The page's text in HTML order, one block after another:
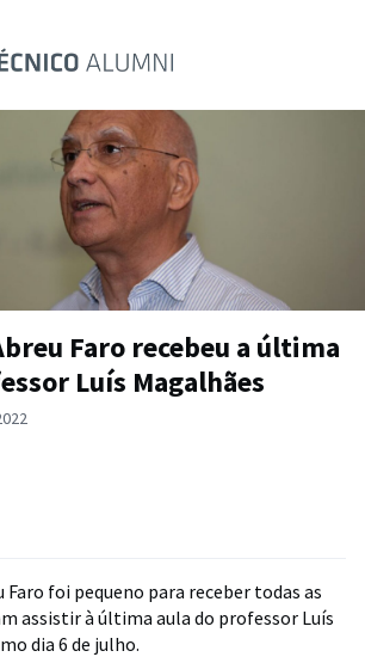
Faro recebeu a última
Luís Magalhães
foi pequeno para receber todas as
assistir à última aula do professor Luís
dia 6 de julho.